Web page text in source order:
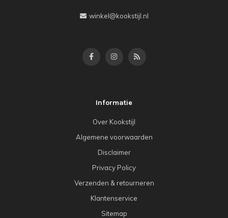
winkel@kookstijl.nl
Informatie
Over Kookstijl
Algemene voorwaarden
Disclaimer
Privacy Policy
Verzenden & retourneren
Klantenservice
Sitemap